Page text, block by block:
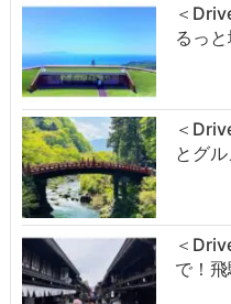
＜
るっ
＜
とグ
＜
で！